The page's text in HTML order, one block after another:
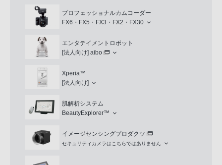
プロフェッショナルカムコーダー
FX6・FX5・FX3・FX2・FX30
エンタテイメントロボット
[法人向け] aibo
Xperia™
[法人向け]
肌解析システム
BeautyExplorer™
イメージセンシングプロダクツ
セキュリティカメラはこちらではありません